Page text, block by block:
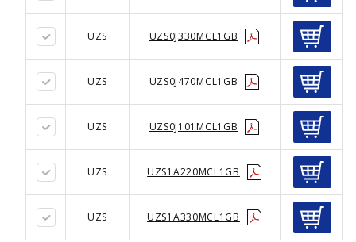
UZS UZS0J330MCL1GB
UZS UZS0J470MCL1GB
UZS UZS0J101MCL1GB
UZS UZS1A220MCL1GB
UZS UZS1A330MCL1GB